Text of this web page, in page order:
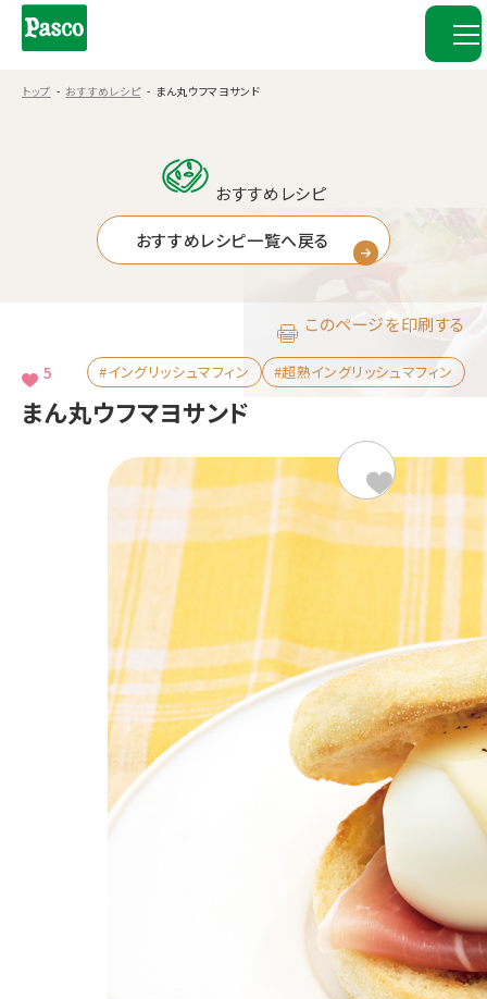
トップ おすすめレシピ まん丸ウフマヨサンド
おすすめレシピ
おすすめレシピ一覧へ戻る
まん丸ウフマヨサンド
5 #イングリッシュマフィン #超熟イングリッシュマフィン
このページを印刷する